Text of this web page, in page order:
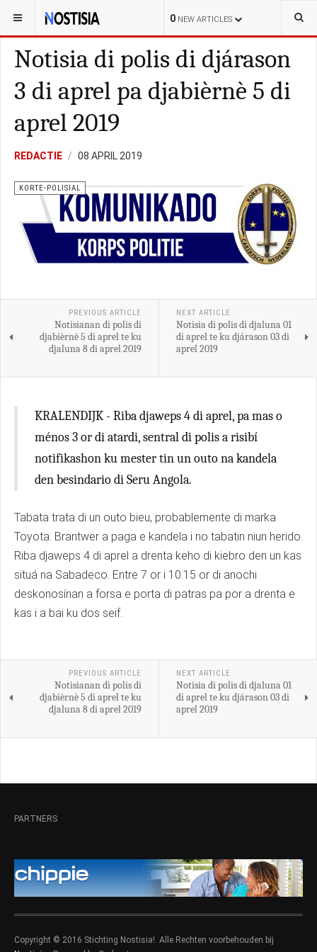
0 NEW ARTICLES
YOU ARE HERE: BONAIRE KORTE-POLISIAL
Notisia di polis di djárason
3 di aprel pa djabièrnè 5 di
aprel 2019
REDACTIE 08 APRIL 2019
KORTE-POLISIAL
PREVIOUS ARTICLE
Notisianan di polis di
djabièrnè 5 di aprel te ku
djaluna 8 di aprel 2019
NEXT ARTICLE
Notisia di polis di djaluna 01
di aprel te ku djárason 03 di
aprel 2019
KRALENDIJK - Riba djaweps 4 di aprel, pa mas o
ménos 3 or di atardi, sentral di polis a risibí
notifikashon ku mester tin un outo na kandela
den besindario di Seru Angola.
Tabata trata di un outo bieu, probablemente di marka
Toyota. Brantwer a paga e kandela i no tabatin niun herido.
Riba djaweps 4 di aprel a drenta keho di kiebro den un kas
situá na Sabadeco. Entre 7 or i 10.15 or di anochi
deskonosínan a forsa e porta di patras pa por a drenta e
kas i a bai ku dos seif.
PREVIOUS ARTICLE
Notisianan di polis di
djabièrnè 5 di aprel te ku
djaluna 8 di aprel 2019
NEXT ARTICLE
Notisia di polis di djaluna 01
di aprel te ku djárason 03 di
aprel 2019
PARTNERS
Copyright © 2016 Stichting Nostisia!. Alle Rechten voorbehouden bij